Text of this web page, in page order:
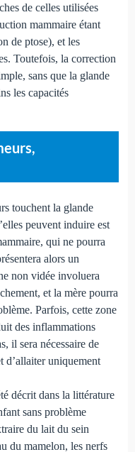
de celles utilisées
mammaire étant
de ptose), et les
Toutefois, la correction
sans que la glande
les capacités
touchent la glande
peuvent induire est
qui ne pourra
alors un
non vidée involuera
et la mère pourra
Parfois, cette zone
des inflammations
il sera nécessaire de
d’allaiter uniquement
décrit dans la littérature
sans problème
du lait du sein
du mamelon, les nerfs